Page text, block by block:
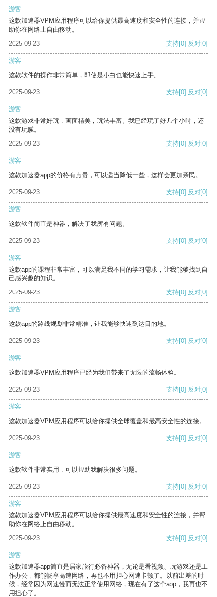
游客
这款加速器VPM应用程序可以给你提供最高速度和安全性的连接，并帮
助你在网络上自由移动。
2025-09-23
支持[0] 反对[0]
游客
这款软件的操作非常简单，即使是小白也能快速上手。
2025-09-23 支持[0] 反对[0]
游客
这款游戏非常好玩，画面精美，玩法丰富。我已经玩了好几个小时，还
没有玩腻。
2025-09-23
支持[0] 反对[0]
游客
这款加速器app的价格有点贵，可以适当降低一些，这样会更加亲民。
2025-09-23 支持[0] 反对[0]
游客
这款软件简直是神器，解决了我所有问题。
2025-09-23 支持[0] 反对[0]
游客
这款app的课程非常丰富，可以满足我不同的学习需求，让我能够找到自
己感兴趣的知识。
2025-09-23
支持[0] 反对[0]
游客
这款app的路线规划非常精准，让我能够快速到达目的地。
2025-09-23 支持[0] 反对[0]
游客
这款加速器VPM应用程序已经为我们带来了无限的流畅体验。
2025-09-23 支持[0] 反对[0]
游客
这款加速器VPM应用程序可以给你提供全球覆盖和最高安全性的连接。
2025-09-23 支持[0] 反对[0]
游客
这款软件非常实用，可以帮助我解决很多问题。
2025-09-23 支持[0] 反对[0]
游客
这款加速器VPM应用程序可以给你提供最高速度和安全性的连接，并帮
助你在网络上自由移动。
2025-09-23
支持[0] 反对[0]
游客
这款加速器app简直是居家旅行必备神器，无论是看视频、玩游戏还是工
作办公，都能畅享高速网络，再也不用担心网速卡顿了。以前出差的时
候，经常因为网速慢而无法正常使用网络，现在有了这个app，我再也不
用担心了。